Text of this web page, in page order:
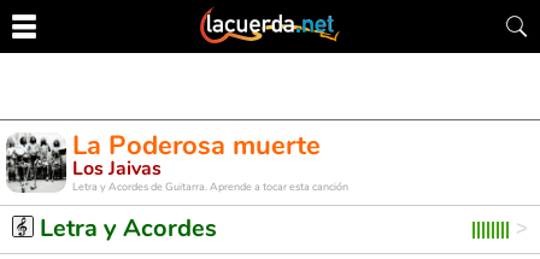
La Poderosa muerte
Los Jaivas
Letra y Acordes de Guitarra. Aprende a tocar esta canción
Letra y Acordes